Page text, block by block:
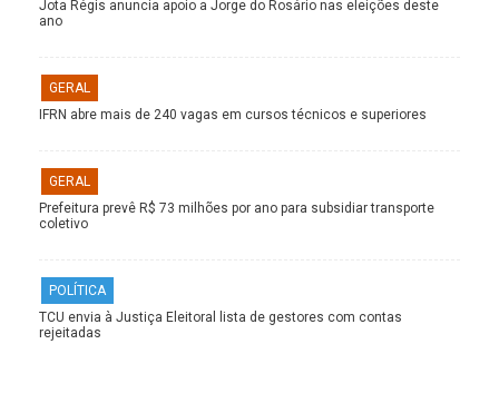
Jota Régis anuncia apoio a Jorge do Rosário nas eleições deste
ano
GERAL
IFRN abre mais de 240 vagas em cursos técnicos e superiores
GERAL
Prefeitura prevê R$ 73 milhões por ano para subsidiar transporte
coletivo
POLÍTICA
TCU envia à Justiça Eleitoral lista de gestores com contas
rejeitadas